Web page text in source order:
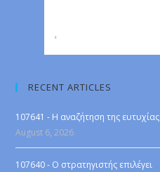
RECENT ARTICLES
107641 - Η αναζήτηση της ευτυχίας
August 6, 2026
107640 - Ο στρατηγιστής επιλέγει